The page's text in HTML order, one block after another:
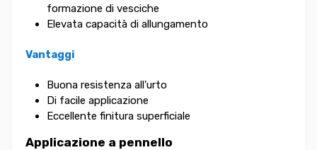
formazione di vesciche
Elevata capacità di allungamento
Vantaggi
Buona resistenza all'urto
Di facile applicazione
Eccellente finitura superficiale
Applicazione a pennello